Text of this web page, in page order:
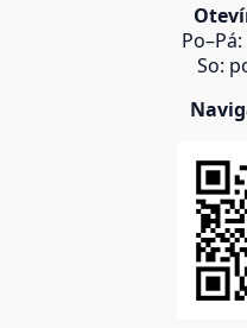
So: